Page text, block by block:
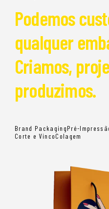
Podemos
qualquer
Criamos,
produzimos.
Brand PackagingPré-
Corte e VincoColagem